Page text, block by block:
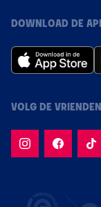
DOWNLOAD DE
VOLG DE